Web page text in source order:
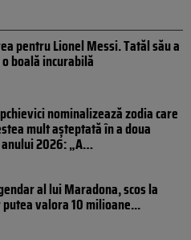
pentru Lionel Messi. Tatăl său a
boală incurabilă
nominalizează zodia care
mult așteptată în a doua
2026: „A…
al lui Maradona, scos la
valora 10 milioane...